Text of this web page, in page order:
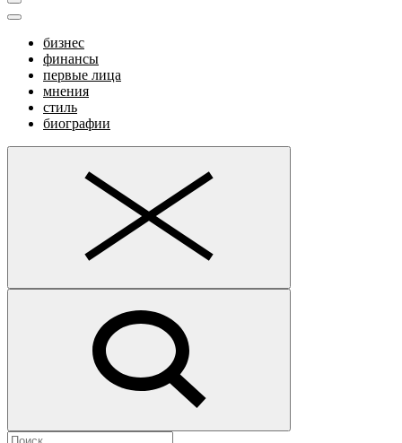
бизнес
финансы
первые лица
мнения
стиль
биографии